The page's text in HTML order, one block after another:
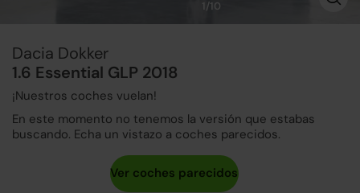
1/10
Dacia Dokker
1.6 Essential GLP 2018
¡Nuestros coches vuelan!
En este momento no tenemos la versión que estabas
buscando. Echa un vistazo a coches parecidos.